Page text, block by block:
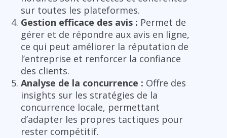
sur toutes les plateformes.
Gestion efficace des avis : Permet de
gérer et de répondre aux avis en ligne,
ce qui peut améliorer la réputation de
l’entreprise et renforcer la confiance
des clients.
Analyse de la concurrence : Offre des
insights sur les stratégies de la
concurrence locale, permettant
d’adapter les propres tactiques pour
rester compétitif.